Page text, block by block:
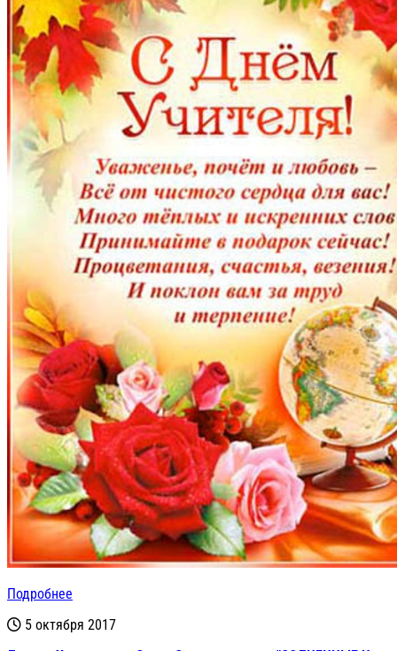
Подробнее
5 октября 2017